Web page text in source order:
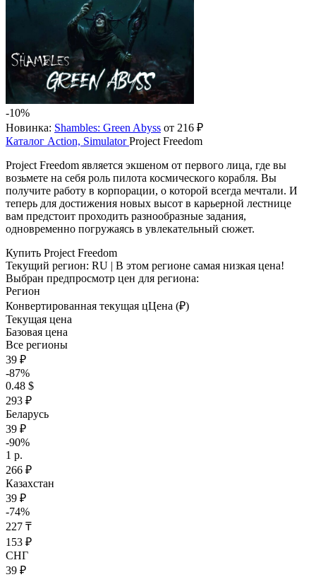
-10%
Новинка: Shambles: Green Abyss от 216 ₽
Каталог Action, Simulator Project Freedom
Project Freedom является экшеном от первого лица, где вы
возьмете на себя роль пилота космического корабля. Вы
получите работу в корпорации, о которой всегда мечтали. И
теперь для достижения новых высот в карьерной лестнице
вам предстоит проходить разнообразные задания,
одновременно погружаясь в увлекательный сюжет.
Купить Project Freedom
Текущий регион: RU | В этом регионе самая низкая цена!
Выбран предпросмотр цен для региона:
Регион
Конвертированная текущая цЦена (₽)
Текущая цена
Базовая цена
Все регионы
39 ₽
-87%
0.48 $
293 ₽
Беларусь
39 ₽
-90%
1 р.
266 ₽
Казахстан
39 ₽
-74%
227 ₸
153 ₽
СНГ
39 ₽